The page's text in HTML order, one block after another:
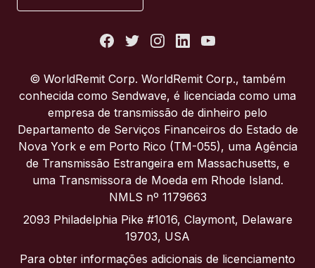
Itália
Portugal
Reino Unido
© WorldRemit Corp. WorldRemit Corp., também
conhecida como Sendwave, é licenciada como uma
empresa de transmissão de dinheiro pelo
Departamento de Serviços Financeiros do Estado de
Nova York e em Porto Rico (TM-055), uma Agência
de Transmissão Estrangeira em Massachusetts, e
uma Transmissora de Moeda em Rhode Island.
NMLS nº 1179663
2093 Philadelphia Pike #1016, Claymont, Delaware
19703, USA
Para obter informações adicionais de licenciamento